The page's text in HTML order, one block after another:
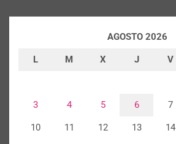
AGOSTO 2026
L M X J V
3 4 5 6 7
10 11 12 13 14